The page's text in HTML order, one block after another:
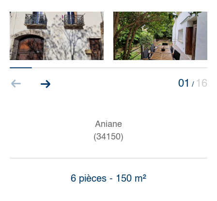
01 / 16
Aniane
(34150)
6 pièces - 150 m²